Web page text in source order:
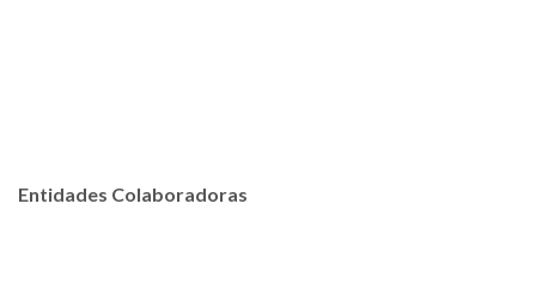
Entidades Colaboradoras